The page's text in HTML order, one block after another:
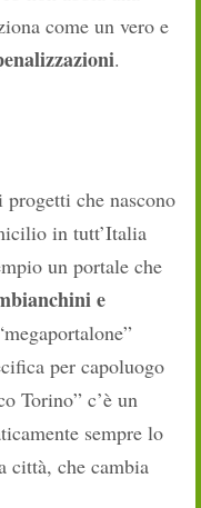
come un vero e
.
che nascono
in tutt’Italia
un portale che
e
per capoluogo
Torino” c’è un
sempre lo
città, che cambia